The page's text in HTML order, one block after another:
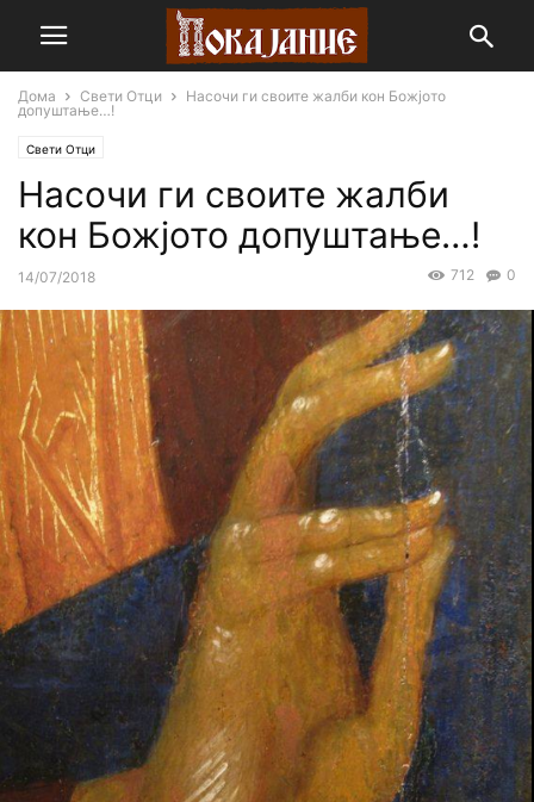
Дома Свети Отци
Насочи ги своите жалби кон Божјото
допуштање…!
Свети Отци
Насочи ги своите жалби
кон Божјото допуштање…!
14/07/2018 0
712